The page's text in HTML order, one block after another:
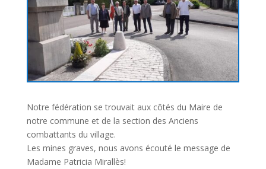
Notre fédération se trouvait aux côtés du Maire de
notre commune et de la section des Anciens
combattants du village.
Les mines graves, nous avons écouté le message de
Madame Patricia Mirallès!